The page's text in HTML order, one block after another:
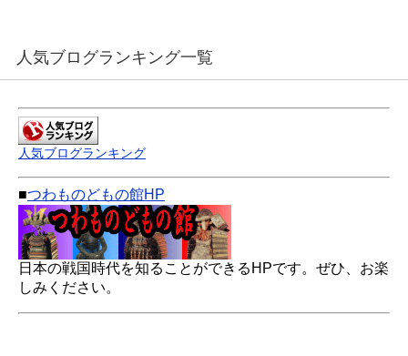
人気ブログランキング一覧
人気ブログランキング
■つわものどもの館HP
日本の戦国時代を知ることができるHPです。ぜひ、お楽
しみください。